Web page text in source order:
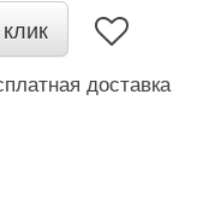
доставка